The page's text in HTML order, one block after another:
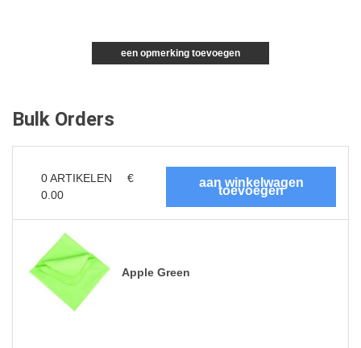
een opmerking toevoegen
Bulk Orders
0ARTIKELEN
€
0.00
Apple Green